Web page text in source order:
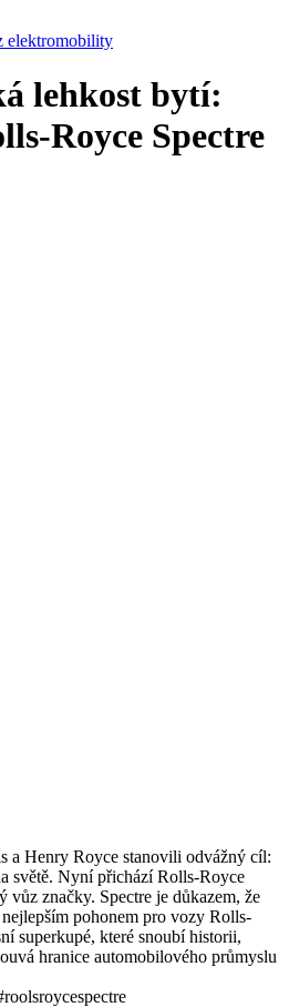
lehkost bytí:
Royce Spectre
a Henry Royce stanovili odvážný cíl:
světě. Nyní přichází Rolls-Royce
vůz značky. Spectre je důkazem, že
pohonem pro vozy Rolls-
superkupé, které snoubí historii,
hranice automobilového průmyslu